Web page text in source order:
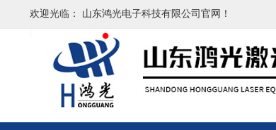
欢迎光临： 山东鸿光电子科技有限公司官网！